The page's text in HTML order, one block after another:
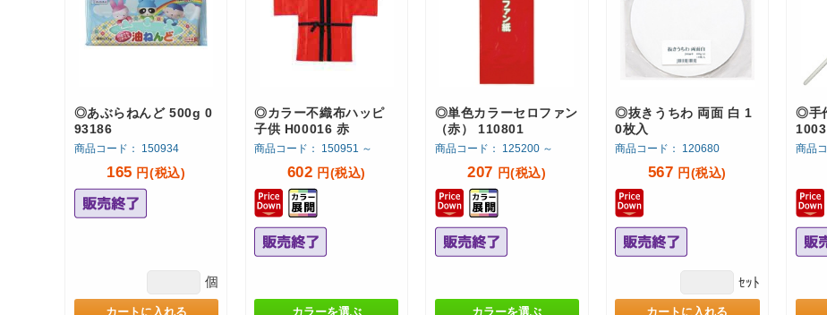
165 円(税込)
商品コード： 150934
◎あぶらねんど 500g 0
93186
個
カートに入れる
602 円(税込)
商品コード： 150951 ～
◎カラー不織布ハッピ
子供 H00016 赤
カラーを選ぶ
207 円(税込)
商品コード： 125200 ～
◎単色カラーセロファン
（赤） 110801
カラーを選ぶ
567 円(税込)
商品コード： 120680
◎抜きうちわ 両面 白 1
0枚入
ｾｯﾄ
カートに入れる
商品
◎手
1003